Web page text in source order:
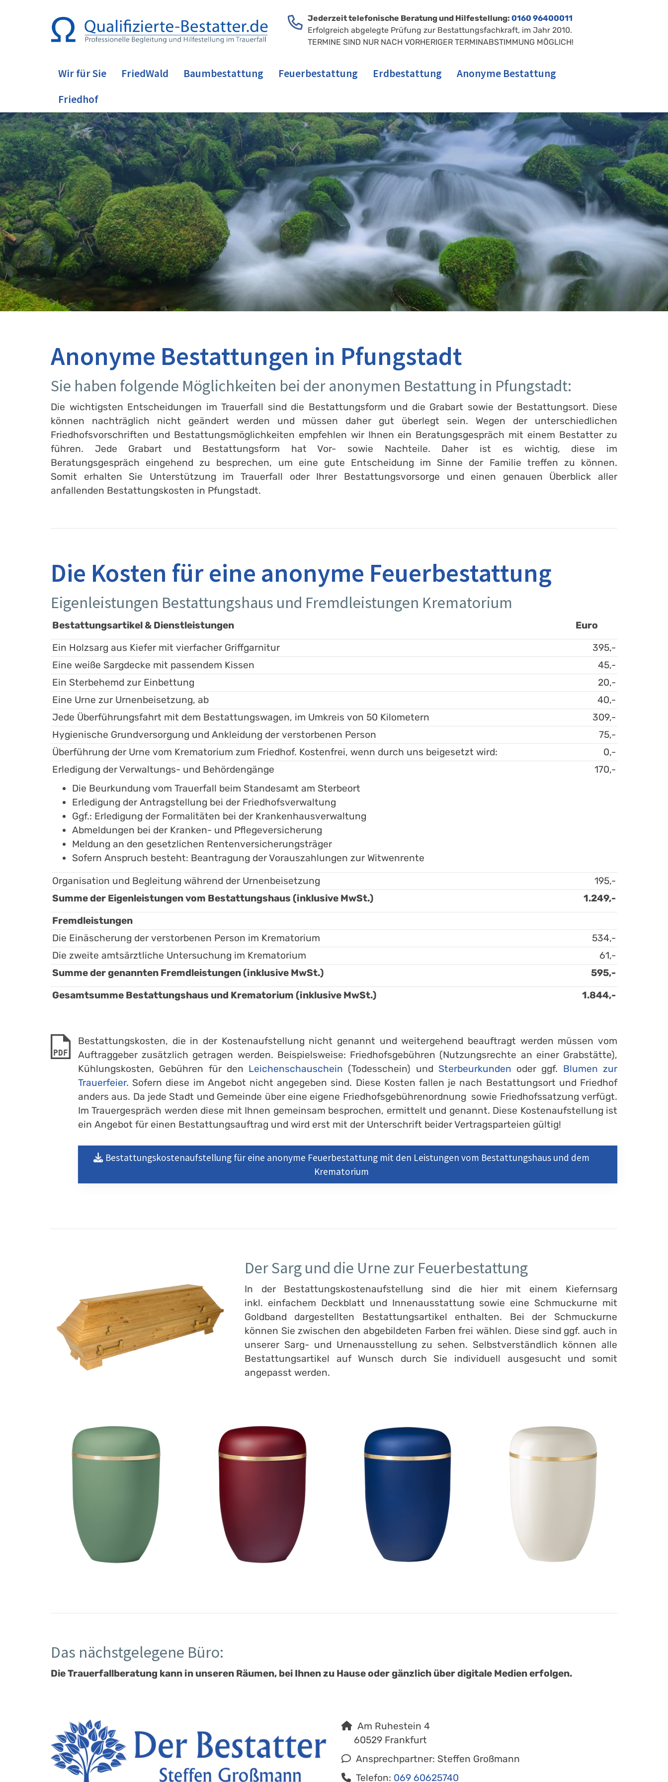
Jederzeit telefonische Beratung und Hilfestellung: 0160 96400011
Erfolgreich abgelegte Prüfung zur Bestattungsfachkraft, im Jahr 2010.
TERMINE SIND NUR NACH VORHERIGER TERMINABSTIMMUNG MÖGLICH!
Wir für Sie FriedWald Baumbestattung Feuerbestattung Erdbestattung
Anonyme Bestattung
Friedhof
Anonyme Bestattungen in Pfungstadt
Sie haben folgende Möglichkeiten bei der anonymen Bestattung in Pfungstadt:
Die wichtigsten Entscheidungen im Trauerfall sind die Bestattungsform und die Grabart sowie der Bestattungsort. Diese
können nachträglich nicht geändert werden und müssen daher gut überlegt sein. Wegen der unterschiedlichen
Friedhofsvorschriften und Bestattungsmöglichkeiten empfehlen wir Ihnen ein Beratungsgespräch mit einem Bestatter zu
führen. Jede Grabart und Bestattungsform hat Vor- sowie Nachteile. Daher ist es wichtig, diese im
Beratungsgespräch eingehend zu besprechen, um eine gute Entscheidung im Sinne der Familie treffen zu können.
Somit erhalten Sie Unterstützung im Trauerfall oder Ihrer Bestattungsvorsorge und einen genauen Überblick aller
anfallenden Bestattungskosten in Pfungstadt.
Die Kosten für eine anonyme Feuerbestattung
Eigenleistungen Bestattungshaus und Fremdleistungen Krematorium
Bestattungsartikel & Dienstleistungen
Euro
Ein Holzsarg aus Kiefer mit vierfacher Griffgarnitur
395,-
Eine weiße Sargdecke mit passendem Kissen
45,-
Ein Sterbehemd zur Einbettung
20,-
Eine Urne zur Urnenbeisetzung, ab
40,-
Jede Überführungsfahrt mit dem Bestattungswagen, im Umkreis von 50 Kilometern
309,-
Hygienische Grundversorgung und Ankleidung der verstorbenen Person
75,-
Überführung der Urne vom Krematorium zum Friedhof. Kostenfrei, wenn durch uns beigesetzt wird:
0,-
Erledigung der Verwaltungs- und Behördengänge
Die Beurkundung vom Trauerfall beim Standesamt am Sterbeort
Erledigung der Antragstellung bei der Friedhofsverwaltung
Ggf.: Erledigung der Formalitäten bei der Krankenhausverwaltung
Abmeldungen bei der Kranken- und Pflegeversicherung
Meldung an den gesetzlichen Rentenversicherungsträger
Sofern Anspruch besteht: Beantragung der Vorauszahlungen zur Witwenrente
170,-
Organisation und Begleitung während der Urnenbeisetzung
195,-
Summe der Eigenleistungen vom Bestattungshaus (inklusive MwSt.)
1.249,-
Fremdleistungen
Die Einäscherung der verstorbenen Person im Krematorium
534,-
Die zweite amtsärztliche Untersuchung im Krematorium
61,-
Summe der genannten Fremdleistungen (inklusive MwSt.)
595,-
Gesamtsumme Bestattungshaus und Krematorium (inklusive MwSt.)
1.844,-
PDF
Bestattungskosten, die in der Kostenaufstellung nicht genannt und weitergehend beauftragt werden müssen vom
Auftraggeber zusätzlich getragen werden. Beispielsweise: Friedhofsgebühren (Nutzungsrechte an einer Grabstätte),
Kühlungskosten, Gebühren für den Leichenschauschein (Todesschein) und Sterbeurkunden oder ggf. Blumen zur
Trauerfeier. Sofern diese im Angebot nicht angegeben sind. Diese Kosten fallen je nach Bestattungsort und Friedhof
anders aus. Da jede Stadt und Gemeinde über eine eigene Friedhofsgebührenordnung sowie Friedhofssatzung verfügt.
Im Trauergespräch werden diese mit Ihnen gemeinsam besprochen, ermittelt und genannt. Diese Kostenaufstellung ist
ein Angebot für einen Bestattungsauftrag und wird erst mit der Unterschrift beider Vertragsparteien gültig!
Bestattungskostenaufstellung für eine anonyme Feuerbestattung mit den Leistungen vom Bestattungshaus und dem
Krematorium
Der Sarg und die Urne zur Feuerbestattung
In der Bestattungskostenaufstellung sind die hier mit einem Kiefernsarg
inkl. einfachem Deckblatt und Innenausstattung sowie eine Schmuckurne mit
Goldband dargestellten Bestattungsartikel enthalten. Bei der Schmuckurne
können Sie zwischen den abgebildeten Farben frei wählen. Diese sind ggf. auch in
unserer Sarg- und Urnenausstellung zu sehen. Selbstverständlich können alle
Bestattungsartikel auf Wunsch durch Sie individuell ausgesucht und somit
angepasst werden.
Das nächstgelegene Büro:
Die Trauerfallberatung kann in unseren Räumen, bei Ihnen zu Hause oder gänzlich über digitale Medien erfolgen.
Am Ruhestein 4
60529 Frankfurt
Ansprechpartner: Steffen Großmann
Telefon: 069 60625740